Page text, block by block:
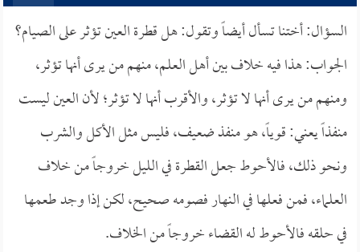
السؤال: أختنا تسأل أيضاً وتقول: هل قطرة العين تؤثر على الصيام؟
الجواب: هذا فيه خلاف بين أهل العلم، منهم من يرى أنها تؤثر،
ومنهم من يرى أنها لا تؤثر، والأقرب أنها لا تؤثر؛ لأن العين ليست
منفذاً يعني: قوياً، هو منفذ ضعيف، فليس مثل الأكل والشرب
ونحو ذلك، فالأحوط جعل القطرة في الليل خروجاً من خلاف
العلماء، فمن فعلها في النهار فصومه صحيح، لكن إذا وجد طعمها
في حلقه فالأحوط له القضاء خروجاً من الخلاف.